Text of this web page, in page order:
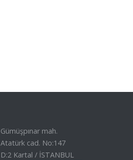
Gümüşpınar mah.
Atatürk cad. No:147
D:2 Kartal / İSTANBUL